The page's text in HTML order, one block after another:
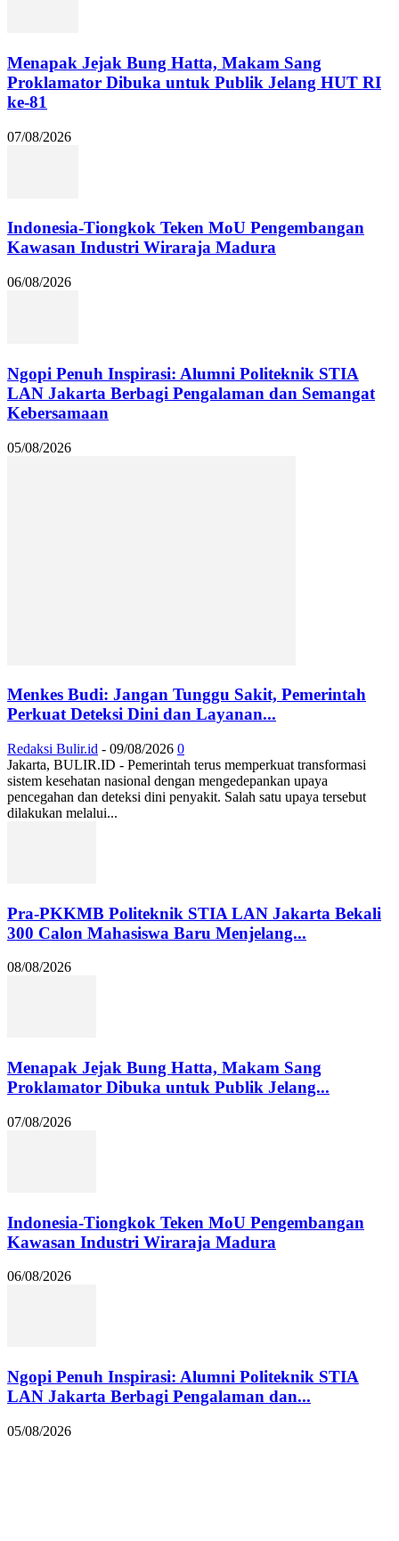
Menapak Jejak Bung Hatta, Makam Sang
Proklamator Dibuka untuk Publik Jelang HUT RI
ke-81
07/08/2026
Indonesia-Tiongkok Teken MoU Pengembangan
Kawasan Industri Wiraraja Madura
06/08/2026
Ngopi Penuh Inspirasi: Alumni Politeknik STIA
LAN Jakarta Berbagi Pengalaman dan Semangat
Kebersamaan
05/08/2026
Menkes Budi: Jangan Tunggu Sakit, Pemerintah
Perkuat Deteksi Dini dan Layanan...
Redaksi Bulir.id - 09/08/2026 0
Jakarta, BULIR.ID - Pemerintah terus memperkuat transformasi
sistem kesehatan nasional dengan mengedepankan upaya
pencegahan dan deteksi dini penyakit. Salah satu upaya tersebut
dilakukan melalui...
Pra-PKKMB Politeknik STIA LAN Jakarta Bekali
300 Calon Mahasiswa Baru Menjelang...
08/08/2026
Menapak Jejak Bung Hatta, Makam Sang
Proklamator Dibuka untuk Publik Jelang...
07/08/2026
Indonesia-Tiongkok Teken MoU Pengembangan
Kawasan Industri Wiraraja Madura
06/08/2026
Ngopi Penuh Inspirasi: Alumni Politeknik STIA
LAN Jakarta Berbagi Pengalaman dan...
05/08/2026